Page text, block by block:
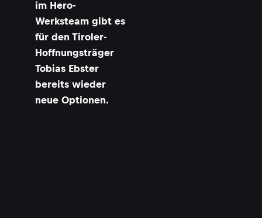
im Hero-
Werksteam gibt es
für den Tiroler-
Hoffnungsträger
Tobias Ebster
bereits wieder
neue Optionen.